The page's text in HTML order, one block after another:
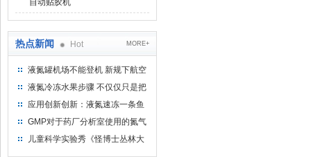
自动贴胶机
热点新闻 Hot MORE+
液氮罐机场不能登机 新规下航空
运输罐能否上飞机
液氮冷冻水果步骤 不仅仅只是把
水果扔到液氮中
应用创新创新：液氮速冻一条鱼
只需15分钟 保持活鲜一整年
GMP对于药厂分析室使用的氮气
钢瓶存放标准
儿童科学实验秀《怪博士丛林大